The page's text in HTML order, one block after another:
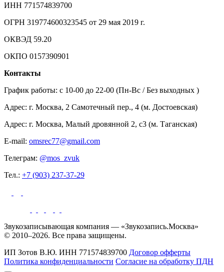
ИНН 771574839700
ОГРН 319774600323545 от 29 мая 2019 г.
ОКВЭД 59.20
ОКПО 0157390901
Контакты
График работы: c 10-00 до 22-00 (Пн-Вс / Без выходных )
Адрес: г. Москва, 2 Самотечный пер., 4 (м. Достоевская)
Адрес: г. Москва, Малый дровянной 2, с3 (м. Таганская)
E-mail: omsrec77@gmail.com
Телеграм: @mos_zvuk
Тел.: +7 (903) 237-37-29
Звукозаписывающая компания — «Звукозапись.Москва»
© 2010–2026. Все права защищены.
ИП Зотов В.Ю. ИНН 771574839700 Договор офферты
Политика конфиденциальности Согласие на обработку ПДН